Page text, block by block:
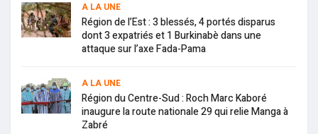
A LA UNE
Région de l’Est : 3 blessés, 4 portés disparus
dont 3 expatriés et 1 Burkinabè dans une
attaque sur l’axe Fada-Pama
A LA UNE
Région du Centre-Sud : Roch Marc Kaboré
inaugure la route nationale 29 qui relie Manga à
Zabré